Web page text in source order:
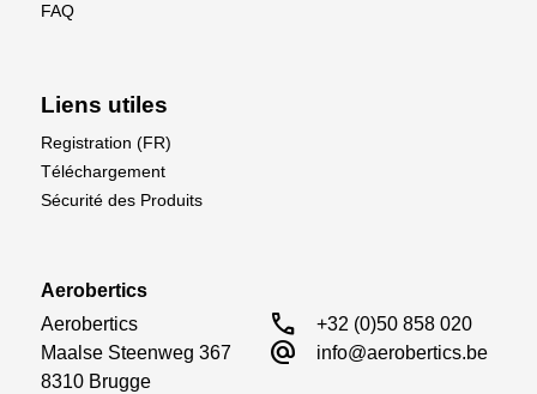
FAQ
Liens utiles
Registration (FR)
Téléchargement
Sécurité des Produits
Aerobertics
Aerobertics
Maalse Steenweg 367
8310 Brugge
call +32 (0)50 858 020
alternate_email info@aerobertics.be